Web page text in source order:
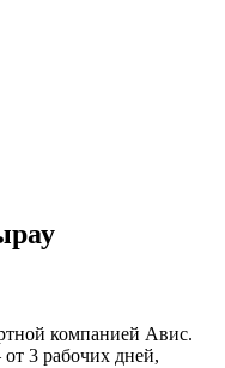
компанией Авис.
3 рабочих дней,